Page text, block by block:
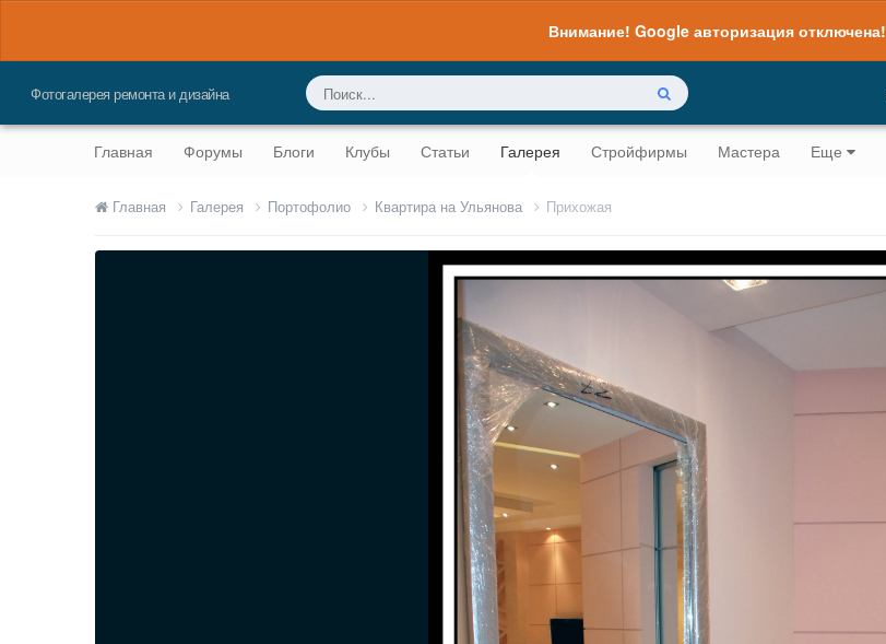
Внимание! Google авторизация отключена!
Фотогалерея ремонта и дизайна
Главная Форумы Блоги Клубы Статьи Галерея Стройфирмы Мастера Еще
Главная Галерея Портофолио Квартира на Ульянова Прихожая